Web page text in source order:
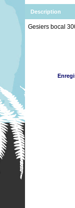
Description
Gesiers bocal